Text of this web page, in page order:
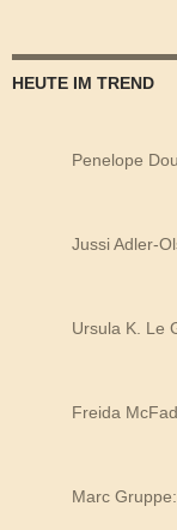
HEUTE IM TREND
Penelope
Jussi Adler-
Ursula K. Le
Freida
Marc